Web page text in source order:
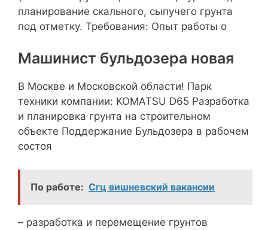
планирование скального, сыпучего грунта
под отметку. Требования: Опыт работы о
Машинист бульдозера новая
В Москве и Московской области! Парк
техники компании: KOMATSU D65 Разработка
и планировка грунта на строительном
объекте Поддержание Бульдозера в рабочем
состоя
По работе: Сгц вишневский вакансии
– разработка и перемещение грунтов